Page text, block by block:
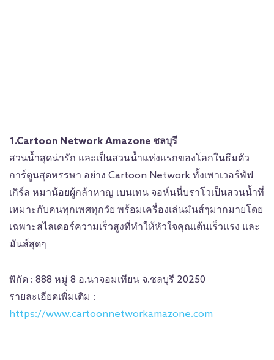
1.Cartoon Network Amazone ชลบุรี
สวนน้ำสุดน่ารัก และเป็นสวนน้ำแห่งแรกของโลกในธีมตัว
การ์ตูนสุดหรรษา อย่าง Cartoon Network ทั้งเพาเวอร์พัฟ
เกิร์ล หมาน้อยผู้กล้าหาญ เบนเทน จอห์นนี่บราโวเป็นสวนน้ำที่
เหมาะกับคนทุกเพศทุกวัย พร้อมเครื่องเล่นมันส์ๆมากมายโดย
เฉพาะสไลเดอร์ความเร็วสูงที่ทำให้หัวใจคุณเต้นเร็วแรง และ
มันส์สุดๆ
พิกัด : 888 หมู่ 8 อ.นาจอมเทียน จ.ชลบุรี 20250
รายละเอียดเพิ่มเติม :
https://www.cartoonnetworkamazone.com